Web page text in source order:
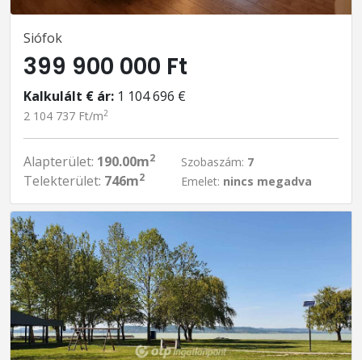
Siófok
399 900 000 Ft
Kalkulált € ár: 1 104 696 €
2 104 737 Ft/m2
Alapterület: 190.00m2
Telekterület: 746m2
Szobaszám: 7
Emelet: nincs megadva